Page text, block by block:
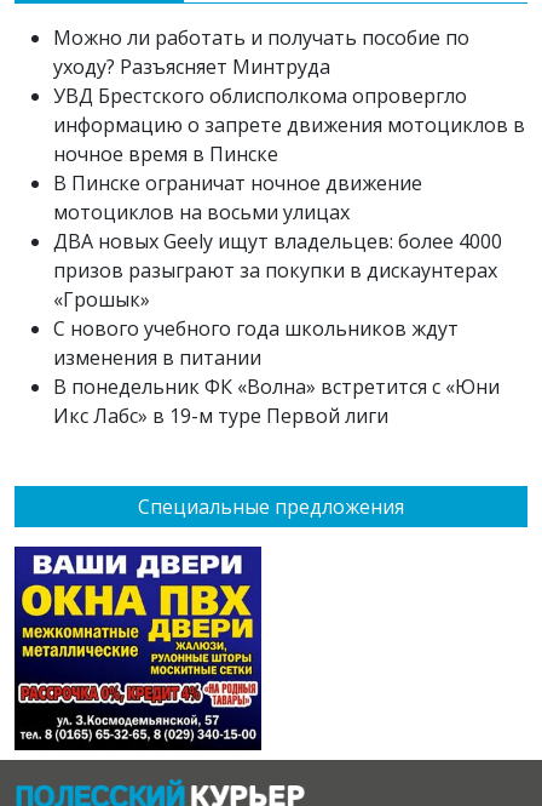
Специальные предложения
Можно ли работать и получать пособие по
уходу? Разъясняет Минтруда
УВД Брестского облисполкома опровергло
информацию о запрете движения мотоциклов в
ночное время в Пинске
В Пинске ограничат ночное движение
мотоциклов на восьми улицах
ДВА новых Geely ищут владельцев: более 4000
призов разыграют за покупки в дискаунтерах
«Грошык»
С нового учебного года школьников ждут
изменения в питании
В понедельник ФК «Волна» встретится с «Юни
Икс Лабс» в 19-м туре Первой лиги